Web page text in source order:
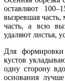
оставляют
вызревшая
часть, а всю
удаляют листья,
Для
кустов
одну сторону
основания